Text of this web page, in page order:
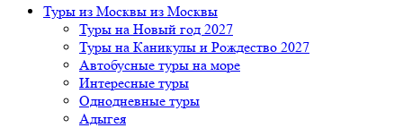
Туры из Москвы из Москвы
Туры на Новый год 2027
Туры на Каникулы и Рождество 2027
Автобусные туры на море
Интересные туры
Однодневные туры
Адыгея